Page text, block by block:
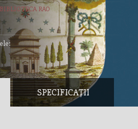
BIBLIOTECA RAO
SPECIFICAȚII